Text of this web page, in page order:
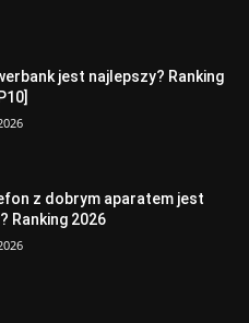
jest najlepszy? Ranking
z dobrym aparatem jest
Ranking 2026